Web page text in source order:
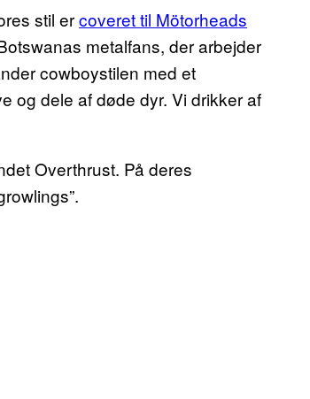
stil ercoveret til Mötorheads
metalfans, der arbejder
cowboystilen med et
og dele af døde dyr. Vi drikker af
Overthrust. På deres